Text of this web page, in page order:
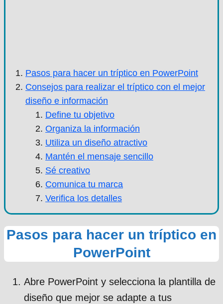
Pasos para hacer un tríptico en PowerPoint
Consejos para realizar el tríptico con el mejor
diseño e información
Define tu objetivo
Organiza la información
Utiliza un diseño atractivo
Mantén el mensaje sencillo
Sé creativo
Comunica tu marca
Verifica los detalles
Pasos para hacer un tríptico en
PowerPoint
Abre PowerPoint y selecciona la plantilla de
diseño que mejor se adapte a tus